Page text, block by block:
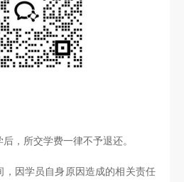
后，所交学费一律不予退还。
，因学员自身原因造成的相关责任